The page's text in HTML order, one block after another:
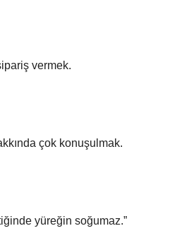
vermek.
çok konuşulmak.
yüreğin soğumaz.”